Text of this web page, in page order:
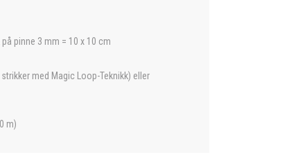
pinne 3 mm = 10 x 10 cm
med Magic Loop-Teknikk) eller
m)